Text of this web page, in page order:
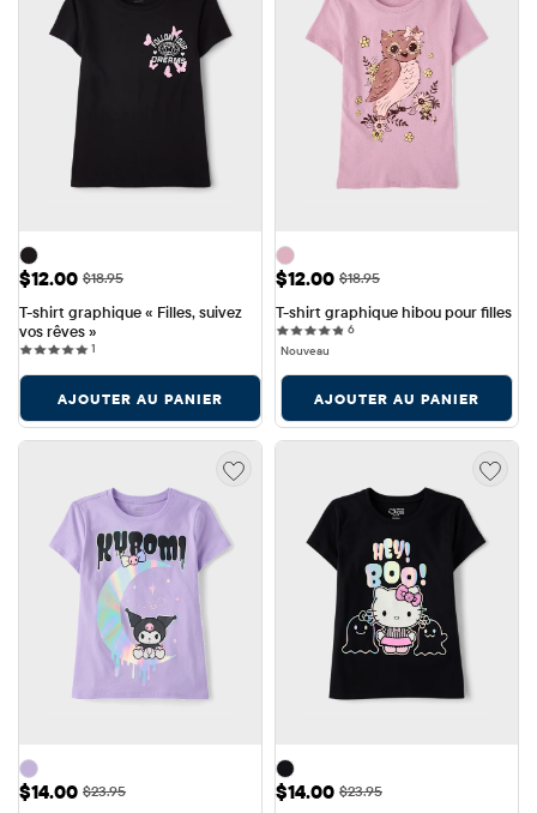
Prix ​​de vente: $12.00
$12.00 Prix ​​d'origine: $18.95
$18.95
T-shirt graphique « Filles, suivez
vos rêves »
1
AJOUTER AU PANIER
Prix ​​de vente: $12.00
$12.00 Prix ​​d'origine: $18.95
$18.95
T-shirt graphique hibou pour filles
66 reviews
Nouveau
AJOUTER AU PANIER
Prix ​​de vente: $14.00
$14.00 Prix ​​d'origine: $23.95
$23.95 Prix ​​de vente: $14.00
$14.00 Prix ​​d'origine: $23.95
$23.95